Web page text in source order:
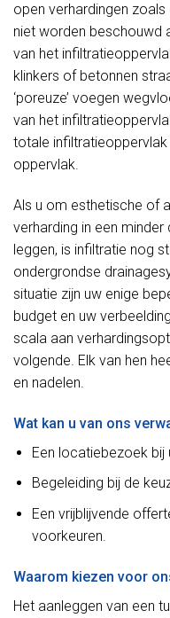
open verhardingen
niet worden beschouwd
van het
klinkers of betonnen
‘poreuze’ voegen
van het
totale
oppervlak.
Als u om esthetische of
verharding in een
leggen, is infiltratie nog
ondergrondse
situatie zijn uw enige
budget en uw
scala aan
volgende. Elk van hen
en nadelen.
Wat kan u van ons
Een locatiebezoek bij
Begeleiding bij de
Een vrijblijvende
voorkeuren.
Waarom kiezen voor
Het aanleggen van een